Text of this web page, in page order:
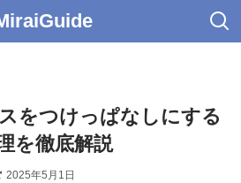
をつけっぱなしにする
を徹底解説
2025年5月1日